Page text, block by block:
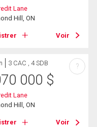
Lane
Hill, ON
Voir
3 CAC , 4 SDB
000 $
Lane
Hill, ON
Voir
?